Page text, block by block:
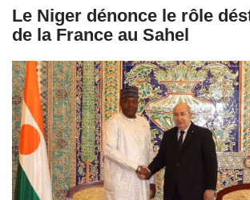
Le Niger dénonce le rôle
de la France au Sahel